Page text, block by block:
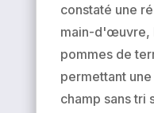
constaté une
main-d'œuvre,
pommes de
permettant
champ sans tri